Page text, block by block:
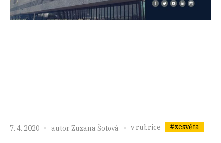
7. 4. 2020 autor Zuzana Šotová v rubrice #zesvěta